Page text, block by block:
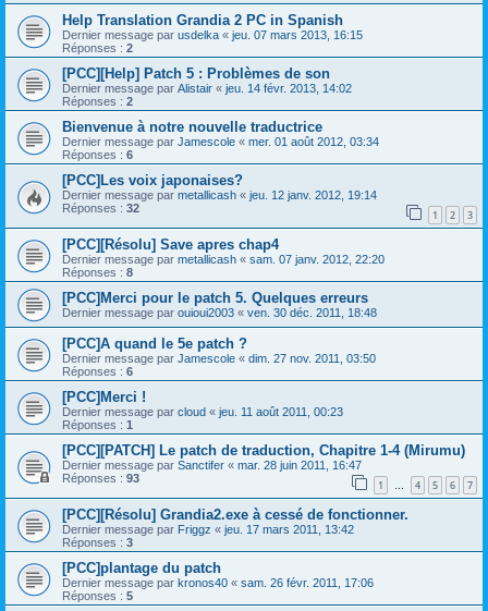
Help Translation Grandia 2 PC in Spanish
Dernier message par usdelka « jeu. 07 mars 2013, 16:15
Réponses : 2
[PCC][Help] Patch 5 : Problèmes de son
Dernier message par Alistair « jeu. 14 févr. 2013, 14:02
Réponses : 2
Bienvenue à notre nouvelle traductrice
Dernier message par Jamescole « mer. 01 août 2012, 03:34
Réponses : 6
[PCC]Les voix japonaises?
Dernier message par metallicash « jeu. 12 janv. 2012, 19:14
Réponses : 32 1 2 3
[PCC][Résolu] Save apres chap4
Dernier message par metallicash « sam. 07 janv. 2012, 22:20
Réponses : 8
[PCC]Merci pour le patch 5. Quelques erreurs
Dernier message par ouioui2003 « ven. 30 déc. 2011, 18:48
[PCC]A quand le 5e patch ?
Dernier message par Jamescole « dim. 27 nov. 2011, 03:50
Réponses : 6
[PCC]Merci !
Dernier message par cloud « jeu. 11 août 2011, 00:23
Réponses : 1
[PCC][PATCH] Le patch de traduction, Chapitre 1-4 (Mirumu)
Dernier message par Sanctifer « mar. 28 juin 2011, 16:47
Réponses : 93 1 … 4 5 6 7
[PCC][Résolu] Grandia2.exe à cessé de fonctionner.
Dernier message par Friggz « jeu. 17 mars 2011, 13:42
Réponses : 3
[PCC]plantage du patch
Dernier message par kronos40 « sam. 26 févr. 2011, 17:06
Réponses : 5